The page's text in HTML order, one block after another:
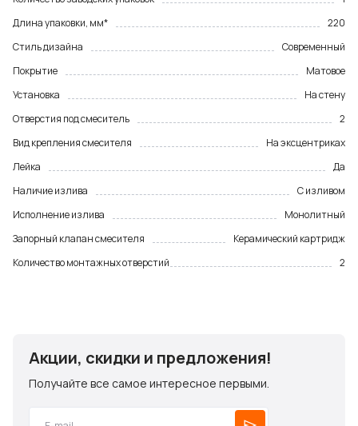
Длина упаковки, мм*
220
Стиль дизайна
Современный
Покрытие
Матовое
Установка
На стену
Отверстия под смеситель
2
Вид крепления смесителя
На эксцентриках
Лейка
Да
Наличие излива
С изливом
Исполнение излива
Монолитный
Запорный клапан смесителя
Керамический картридж
Количество монтажных отверстий
2
Акции, скидки и предложения!
Получайте все самое интересное первыми.